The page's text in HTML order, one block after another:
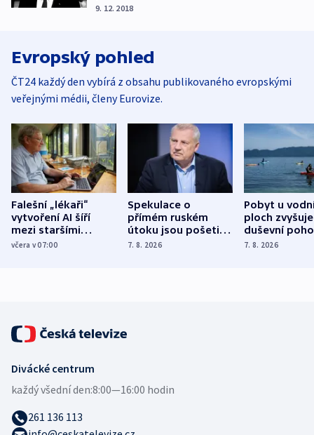
9. 12. 2018
Evropský pohled
ČT24 každý den vybírá z obsahu publikovaného evropskými
veřejnými médii, členy Eurovize.
Falešní „lékaři“
vytvoření AI šíří
mezi staršími
Poláky nebezpečné
včera v 07:00
Spekulace o
přímém ruském
útoku jsou pošetilé,
míní estonský
7. 8. 2026
Pobyt u
ploch zvyšuje
duševní
ukázala
7. 8. 2026
Divácké centrum
každý všední den:8:00—16:00 hodin
261 136 113